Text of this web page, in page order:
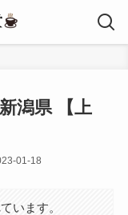
潟県 【上
01-18
います。